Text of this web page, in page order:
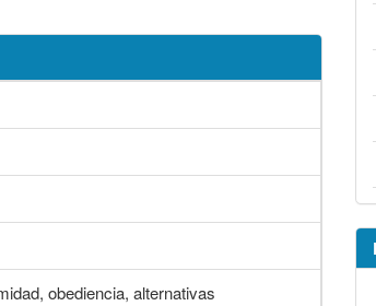
obediencia, alternativas